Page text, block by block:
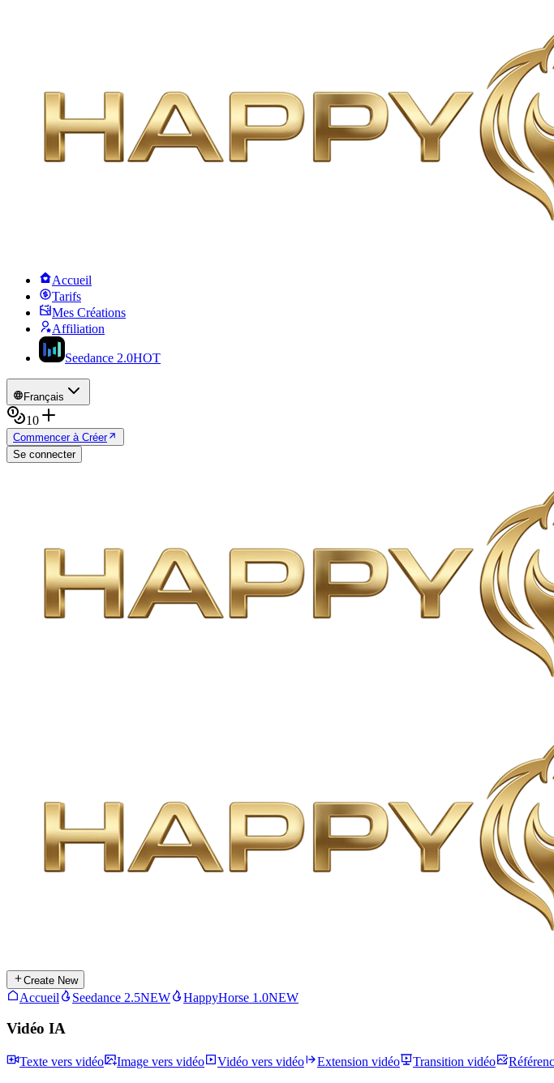
Accueil
Tarifs
Mes Créations
Affiliation
Seedance 2.0HOT
Français
10
Commencer à Créer
Se connecter
Create New
Accueil Seedance 2.5NEW HappyHorse 1.0NEW
Vidéo IA
Texte vers vidéo Image vers vidéo Vidéo vers vidéo Extension vidéo Transition vidéo